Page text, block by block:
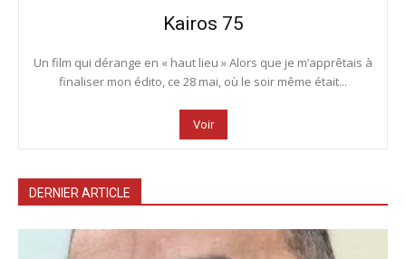
Kairos 75
Un film qui dérange en « haut lieu » Alors que je m’apprêtais à
finaliser mon édito, ce 28 mai, où le soir même était...
Voir
DERNIER ARTICLE